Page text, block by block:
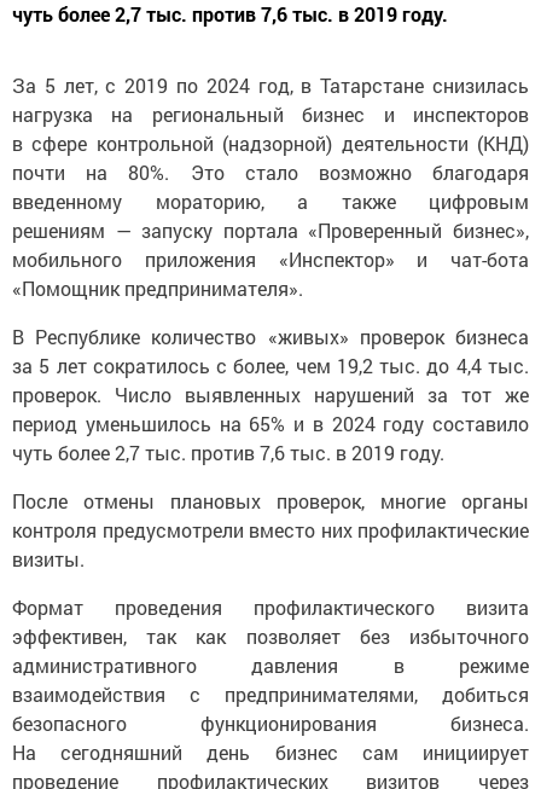
чуть более 2,7 тыс. против 7,6 тыс. в 2019 году.
За 5 лет, с 2019 по 2024 год, в Татарстане снизилась
нагрузка на региональный бизнес и инспекторов
в сфере контрольной (надзорной) деятельности (КНД)
почти на 80%. Это стало возможно благодаря
введенному мораторию, а также цифровым
решениям — запуску портала «Проверенный бизнес»,
мобильного приложения «Инспектор» и чат-бота
«Помощник предпринимателя».
В Республике количество «живых» проверок бизнеса
за 5 лет сократилось с более, чем 19,2 тыс. до 4,4 тыс.
проверок. Число выявленных нарушений за тот же
период уменьшилось на 65% и в 2024 году составило
чуть более 2,7 тыс. против 7,6 тыс. в 2019 году.
После отмены плановых проверок, многие органы
контроля предусмотрели вместо них профилактические
визиты.
Формат проведения профилактического визита
эффективен, так как позволяет без избыточного
административного давления в режиме
взаимодействия с предпринимателями, добиться
безопасного функционирования бизнеса.
На сегодняшний день бизнес сам инициирует
проведение профилактических визитов через